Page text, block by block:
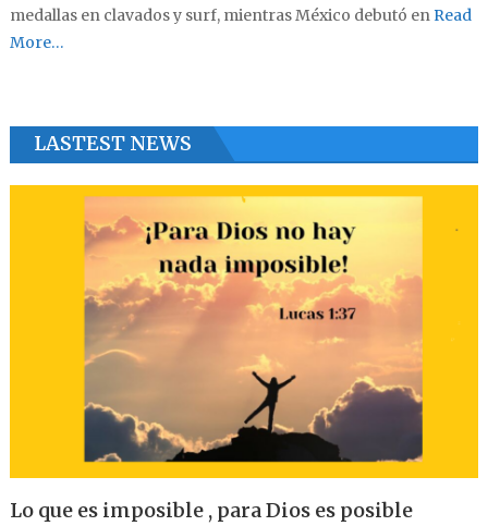
medallas en clavados y surf, mientras México debutó enRead
More…
LASTEST NEWS
Lo que es imposible , para Dios es posible